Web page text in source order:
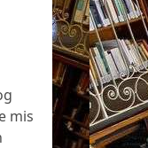
mis